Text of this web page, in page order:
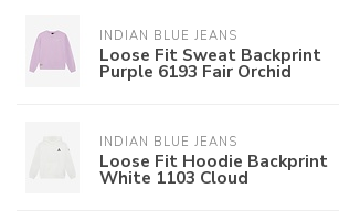
INDIAN BLUE JEANS
Loose Fit Sweat Backprint
Purple 6193 Fair Orchid
INDIAN BLUE JEANS
Loose Fit Hoodie Backprint
White 1103 Cloud